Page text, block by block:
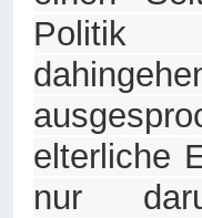
elterliche
nur